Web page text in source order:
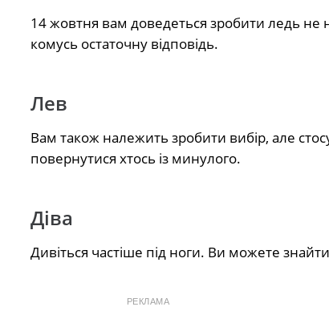
14 жовтня вам доведеться зробити ледь
комусь остаточну відповідь.
Лев
Вам також належить зробити вибір, але
повернутися хтось із минулого.
Діва
Дивіться частіше під ноги. Ви можете
РЕКЛАМА